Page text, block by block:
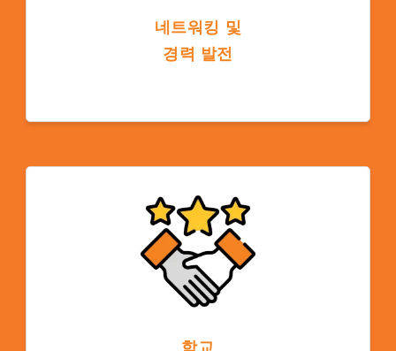
네트워킹 및
경력 발전
래 직업 전망과 글로벌 기회를 지원할 수 있습
학교